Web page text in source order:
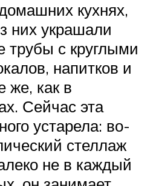
кухнях,
них украшали
трубы с круглыми
напитков и
же, как в
Сейчас эта
устарела: во-
стеллаж
не в каждый